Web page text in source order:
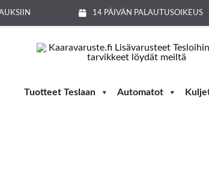
14 PÄIVÄN PALAUTUSOIKEUS
Siirry
sisältöön
Tuotteet Teslaan Automatot